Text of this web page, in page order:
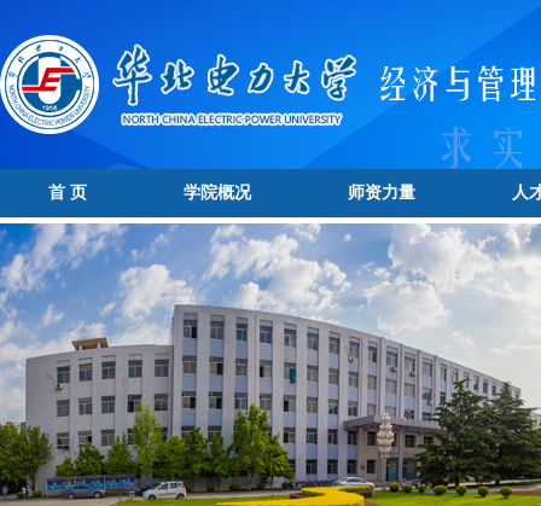
首 页 学院概况 师资力量 人